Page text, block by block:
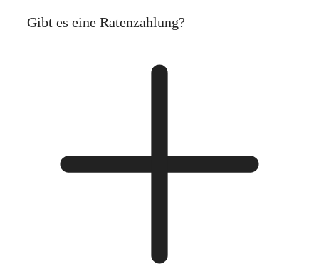
Gibt es eine Ratenzahlung?